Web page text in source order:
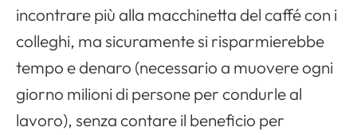
incontrare più alla macchinetta del caffé con i
colleghi, ma sicuramente si risparmierebbe
tempo e denaro (necessario a muovere ogni
giorno milioni di persone per condurle al
lavoro), senza contare il beneficio per